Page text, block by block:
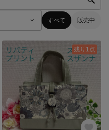
すべて 販売中
残り1点